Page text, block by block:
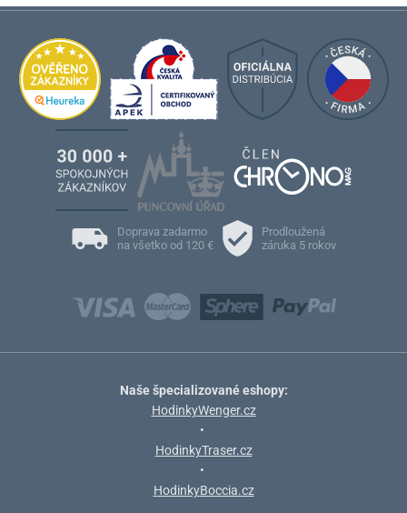
Doprava zadarmo
na všetko od 120 €
Prodloužená
záruka 5 rokov
Naše špecializované eshopy:
HodinkyWenger.cz
•
HodinkyTraser.cz
•
HodinkyBoccia.cz